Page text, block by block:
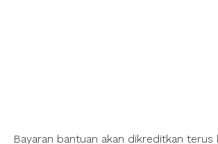
Bayaran bantuan akan dikreditkan terus